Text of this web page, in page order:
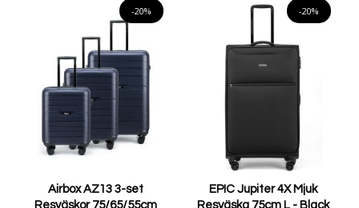
-20%
Airbox AZ13 3-set
Resväskor 75/65/55cm
-20%
EPIC Jupiter 4X Mjuk
Resväska 75cm L - Black